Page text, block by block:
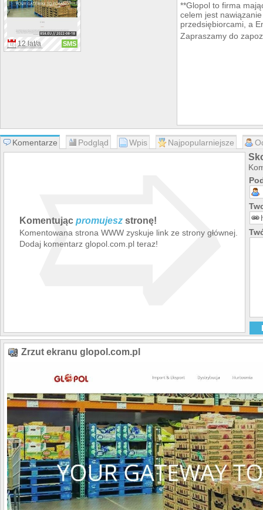
12 lat/a SMS
**Glopol to firma
celem jest
przedsiębiorcami, a
Zapraszamy do
Komentarze Podgląd Wpis Najpopularniejsze
Komentując promujesz stronę!
Komentowana strona WWW zyskuje link ze strony głównej.
Dodaj komentarz glopol.com.pl teraz!
➯
Zrzut ekranu glopol.com.pl